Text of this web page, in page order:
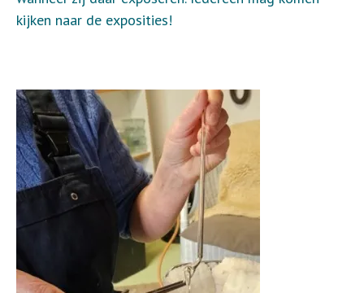
kijken naar de exposities!